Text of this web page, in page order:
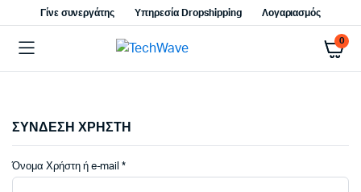
Γίνε συνεργάτης Υπηρεσία Dropshipping Λογαριασμός
0
ΣΥΝΔΕΣΗ ΧΡΗΣΤΗ
Όνομα Χρήστη ή e-mail*Απαιτείται